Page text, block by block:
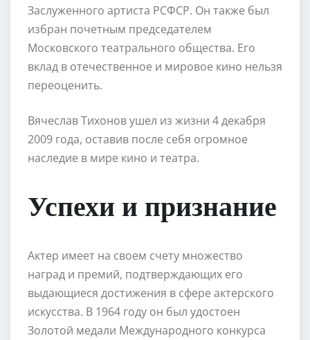
Заслуженного артиста РСФСР. Он также был
избран почетным председателем
Московского театрального общества. Его
вклад в отечественное и мировое кино нельзя
переоценить.
Вячеслав Тихонов ушел из жизни 4 декабря
2009 года, оставив после себя огромное
наследие в мире кино и театра.
Успехи и признание
Актер имеет на своем счету множество
наград и премий, подтверждающих его
выдающиеся достижения в сфере актерского
искусства. В 1964 году он был удостоен
Золотой медали Международного конкурса